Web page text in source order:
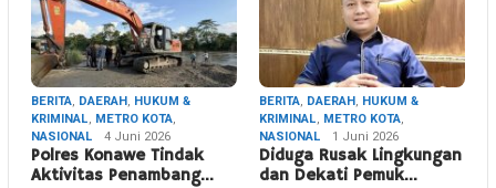
BERITA, DAERAH, HUKUM &
KRIMINAL, METRO KOTA,
NASIONAL
4 Juni 2026
Polres Konawe Tindak
Aktivitas Penambang…
BERITA, DAERAH, HUKUM &
KRIMINAL, METRO KOTA,
NASIONAL
1 Juni 2026
Diduga Rusak Lingkungan
dan Dekati Pemuk…